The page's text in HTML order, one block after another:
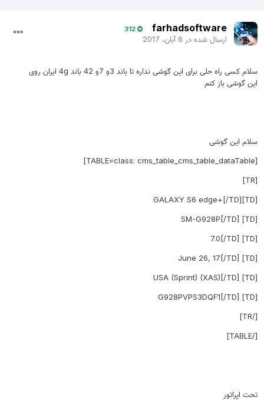
farhadsoftware
312
ارسال شده در6 آبان، 2017
سلام کسی راه حلی برای این گوشی نداره تا باند 3و 7و 42 باند 4g ایران روی
این گوشی باز کنم
سلام این گوشی
تحت اپراتور